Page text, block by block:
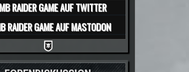
RAIDER GAME AUF TWITTER
RAIDER GAME AUF MASTODON